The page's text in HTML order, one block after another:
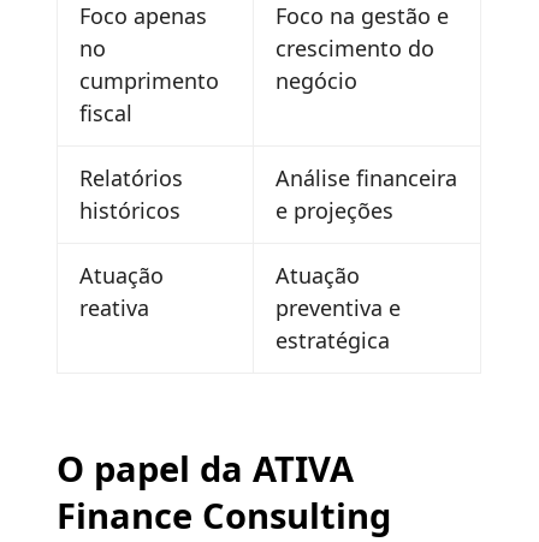
Foco apenas
no
cumprimento
fiscal
Foco na gestão e
crescimento do
negócio
Relatórios
históricos
Análise financeira
e projeções
Atuação
reativa
Atuação
preventiva e
estratégica
O papel da ATIVA
Finance Consulting